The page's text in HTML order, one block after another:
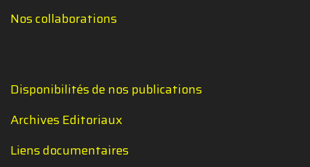
Nos collaborations
Disponibilités de nos publications
Archives Editoriaux
Liens documentaires